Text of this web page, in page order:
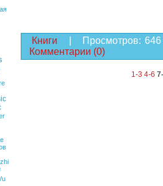
Книги Просмотров: 646
Комментарии (0)
1-3 4-6